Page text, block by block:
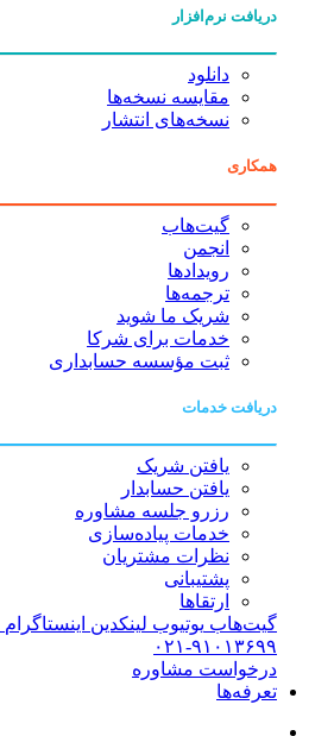
دریافت نرم‌افزار
دانلود
مقایسه نسخه‌ها
نسخه‌های انتشار
همکاری
گیت‌هاب
انجمن
رویدادها
ترجمه‌ها
شریک ما شوید
خدمات برای شرکا
ثبت مؤسسه حسابداری
دریافت خدمات
یافتن شریک
یافتن حسابدار
رزرو جلسه مشاوره
خدمات پیاده‌سازی
نظرات مشتریان
پشتیبانی
ارتقاها
گیت‌هاب یوتیوب لینکدین اینستاگرام
۰۲۱-۹۱۰۱۳۶۹۹
درخواست مشاوره
تعرفه‌ها